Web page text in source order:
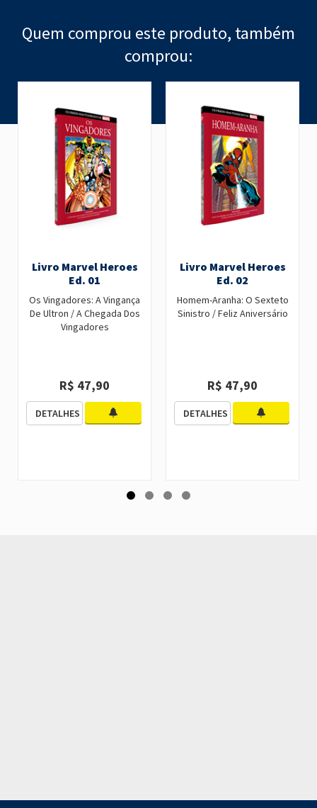
Quem comprou este produto, também
comprou:
Livro Marvel Heroes
Ed. 01
Os Vingadores: A Vingança
De Ultron / A Chegada Dos
Vingadores
R$ 47,90
DETALHES
Livro Marvel Heroes
Ed. 02
Homem-Aranha: O Sexteto
Sinistro / Feliz Aniversário
R$ 47,90
DETALHES